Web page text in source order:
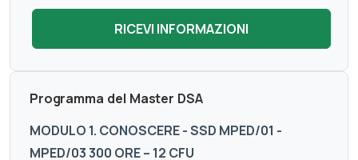
Programma del Master DSA
MODULO 1. CONOSCERE - SSD MPED/01 -
MPED/03 300 ORE – 12 CFU